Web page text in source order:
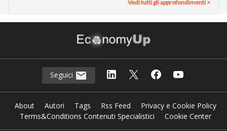
Vedi tutti gli approfondimenti >
Seguici
About Autori Tags Rss Feed
Privacy e Cookie Policy
Terms&Conditions Contenuti Specialistici
Cookie Center